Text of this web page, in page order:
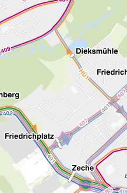
Gegevensbescherming
Colofon